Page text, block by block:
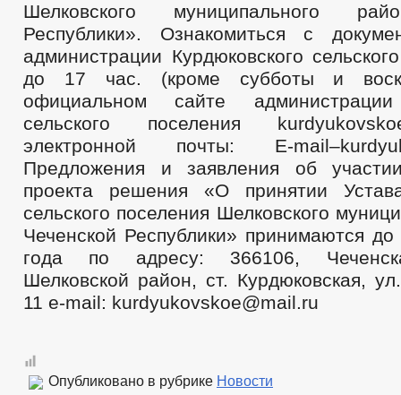
Шелковского муниципального
Республики». Ознакомиться с
администрации Курдюковского
до 17 час. (кроме субботы и
официальном сайте администрации
сельского поселения
электронной почты: Е-
Предложения и заявления об
проекта решения «О принятии
сельского поселения Шелковского
Чеченской Республики» принимаются
года по адресу: 366106,
Шелковской район, ст. Курдюковская,
11 e-mail: kurdyukovskoe@mail.ru
Опубликовано в рубрике Новости